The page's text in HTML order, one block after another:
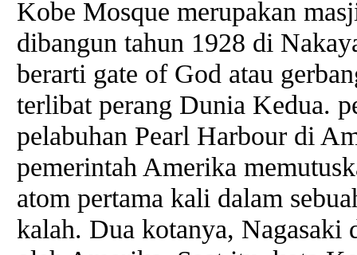
Kobe Mosque merupakan
dibangun tahun 1928 di
berarti gate of God atau
terlibat perang Dunia Kedua.
pelabuhan Pearl Harbour di
pemerintah Amerika
atom pertama kali dalam
kalah. Dua kotanya,